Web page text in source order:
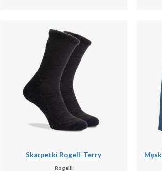
Skarpetki Rogelli Terry
Rogelli